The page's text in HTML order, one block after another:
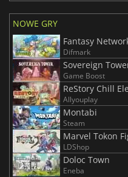
NOWE GRY
Fantasy
Difmark
Sovereign
Game Boost
ReStory Chill
Allyouplay
Montabi
Steam
Marvel Tokon
LDShop
Doloc Town
Eneba